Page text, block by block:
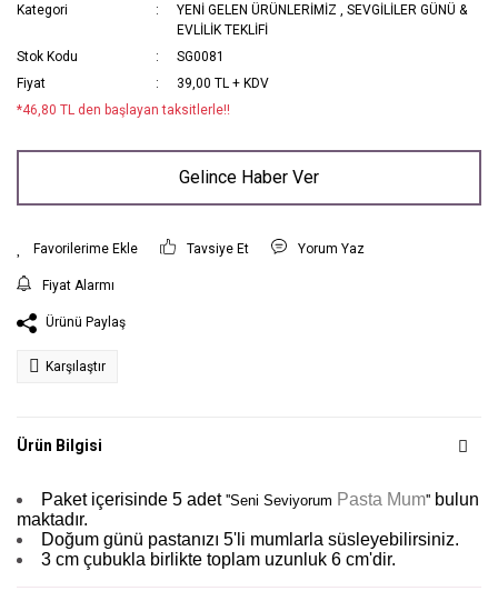
Kategori YENİ GELEN ÜRÜNLERİMİZ ,SEVGİLİLER GÜNÜ &
EVLİLİK TEKLİFİ
Stok Kodu
SG0081
Fiyat
39,00 TL + KDV
*46,80 TL den başlayan taksitlerle!!
Gelince Haber Ver
Tavsiye Et Yorum Yaz
Fiyat Alarmı
Ürünü Paylaş
Karşılaştır
Ürün Bilgisi
Paket içerisinde 5 adet ''Seni Seviyorum Pasta Mum'' bulun
maktadır.
Doğum günü pastanızı 5'li mumlarla süsleyebilirsiniz.
3 cm çubukla birlikte toplam uzunluk 6 cm'dir.